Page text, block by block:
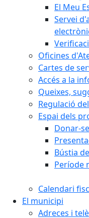
El Meu
Servei
Oficines
Cartes de
Accés a la
Queixes,
Regulació
Espai dels
Donar-
Bústia
Període
Calendari
El municipi
Adreces i